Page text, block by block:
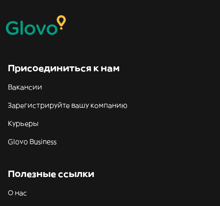
Присоединиться к нам
Вакансии
Зарегистрируйте вашу компанию
Курьеры
Glovo Business
Полезные ссылки
О нас